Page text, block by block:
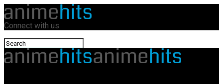
Connect with us